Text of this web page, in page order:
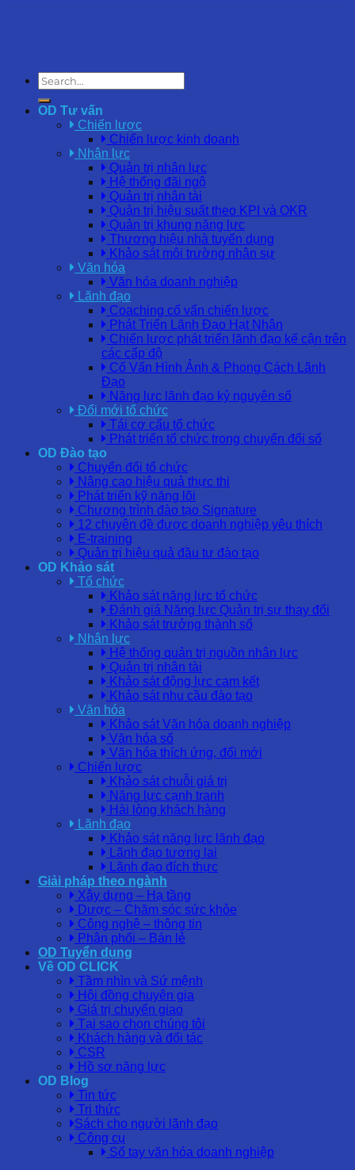
OD Tư vấn
Chiến lược
Chiến lược kinh doanh
Nhân lực
Quản trị nhân lực
Hệ thống đãi ngộ
Quản trị nhân tài
Quản trị hiệu suất theo KPI và OKR
Quản trị khung năng lực
Thương hiệu nhà tuyển dụng
Khảo sát môi trường nhân sự
Văn hóa
Văn hóa doanh nghiệp
Lãnh đạo
Coaching cố vấn chiến lược
Phát Triển Lãnh Đạo Hạt Nhân
Chiến lược phát triển lãnh đạo kế cận trên
các cấp độ
Cố Vấn Hình Ảnh & Phong Cách Lãnh
Đạo
Năng lực lãnh đạo kỷ nguyên số
Đổi mới tổ chức
Tái cơ cấu tổ chức
Phát triển tổ chức trong chuyển đổi số
OD Đào tạo
Chuyển đổi tổ chức
Nâng cao hiệu quả thực thi
Phát triển kỹ năng lõi
Chương trình đào tạo Signature
12 chuyên đề được doanh nghiệp yêu thích
E-training
Quản trị hiệu quả đầu tư đào tạo
OD Khảo sát
Tổ chức
Khảo sát năng lực tổ chức
Đánh giá Năng lực Quản trị sự thay đổi
Khảo sát trưởng thành số
Nhân lực
Hệ thống quản trị nguồn nhân lực
Quản trị nhân tài
Khảo sát động lực cam kết
Khảo sát nhu cầu đào tạo
Văn hóa
Khảo sát Văn hóa doanh nghiệp
Văn hóa số
Văn hóa thích ứng, đổi mới
Chiến lược
Khảo sát chuỗi giá trị
Năng lực cạnh tranh
Hài lòng khách hàng
Lãnh đạo
Khảo sát năng lực lãnh đạo
Lãnh đạo tương lai
Lãnh đạo đích thực
Giải pháp theo ngành
Xây dựng – Hạ tầng
Dược – Chăm sóc sức khỏe
Công nghệ – thông tin
Phân phối – Bán lẻ
OD Tuyển dụng
Về OD CLICK
Tầm nhìn và Sứ mệnh
Hội đồng chuyên gia
Giá trị chuyển giao
Tại sao chọn chúng tôi
Khách hàng và đối tác
CSR
Hồ sơ năng lực
OD Blog
Tin tức
Tri thức
Sách cho người lãnh đạo
Công cụ
Sổ tay văn hóa doanh nghiệp